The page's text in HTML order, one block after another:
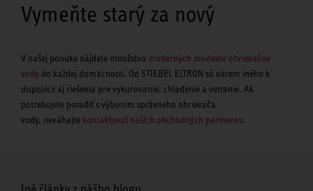
Vymeňte starý za nový
V našej ponuke nájdete množstvo moderných modelov ohrievačov
vody do každej domácnosti. Od STIEBEL ELTRON sú okrem iného k
dispozícii aj riešenia pre vykurovanie, chladenie a vetranie. Ak
potrebujete poradiť s výberom správneho ohrievača
vody, neváhajte kontaktovať našich obchodných partnerov.